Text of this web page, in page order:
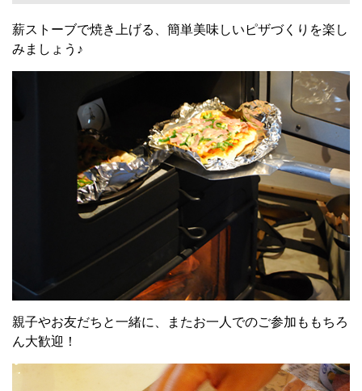
薪ストーブで焼き上げる、簡単美味しいピザづくりを楽し
みましょう♪
親子やお友だちと一緒に、またお一人でのご参加ももちろ
ん大歓迎！